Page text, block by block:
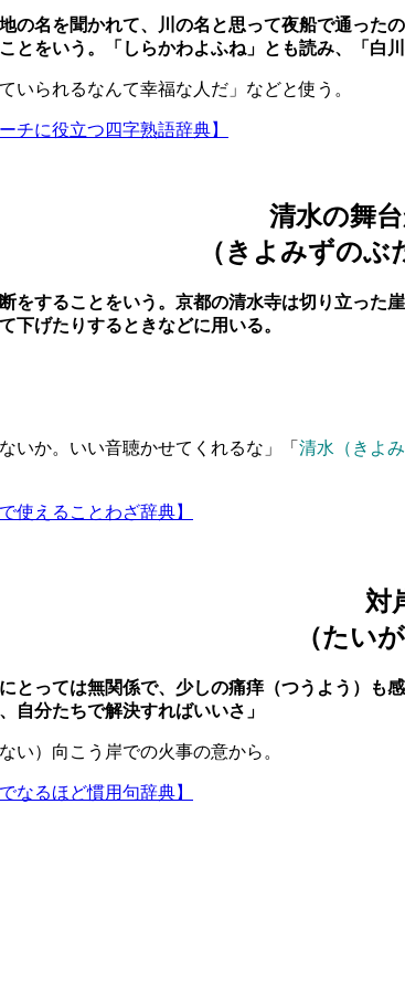
の名を聞かれて、川の名と思って夜船で通っ
とをいう。「しらかわよふね」とも読み、「白
いられるなんて幸福な人だ」などと使う。
ーチに役立つ四字熟語辞典】
清水の舞
（きよみずのぶ
をすることをいう。京都の清水寺は切り立っ
下げたりするときなどに用いる。
いか。いい音聴かせてくれるな」「 清水（きよ
で使えることわざ辞典】
対
（たい
とっては無関係で、少しの痛痒（つうよう）
自分たちで解決すればいいさ」
い）向こう岸での火事の意から。
なるほど慣用句辞典】